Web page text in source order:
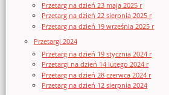
Przetarg na dzień 23 maja 2025 r
Przetarg na dzień 22 sierpnia 2025 r
Przetarg na dzień 19 września 2025 r
Przetargi 2024
Przetarg na dzień 19 stycznia 2024 r
Przetargi na dzień 14 lutego 2024 r
Przetarg na dzień 28 czerwca 2024 r
Przetarg na dzień 12 sierpnia 2024